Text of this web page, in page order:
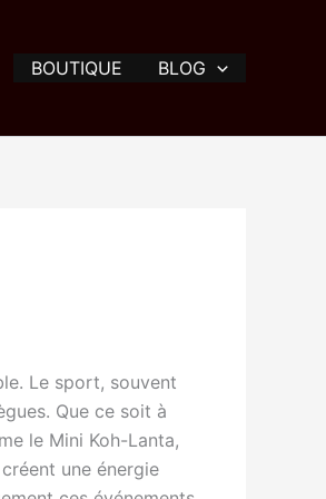
BOUTIQUE BLOG
Le sport, souvent
Que ce soit à
le Mini Koh-Lanta,
une énergie